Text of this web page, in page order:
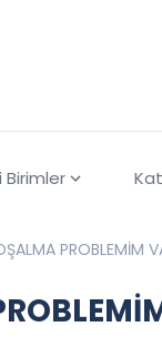
Birimler
PROBLEMİM